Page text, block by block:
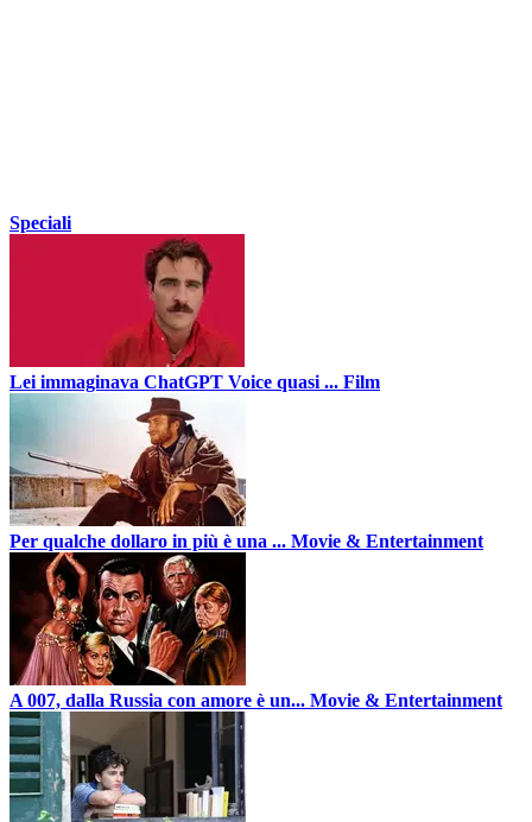
Speciali
Lei immaginava ChatGPT Voice quasi ... Film
Per qualche dollaro in più è una ... Movie & Entertainment
A 007, dalla Russia con amore è un... Movie & Entertainment